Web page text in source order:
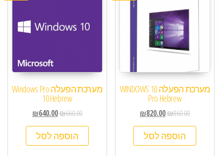
מערכת הפעלה WINDOWS 10
Pro Hebrew
₪860.00
₪820.00
הוספה לסל
מערכת הפעלה Windows Pro
10 Hebrew
₪660.00
₪640.00
הוספה לסל